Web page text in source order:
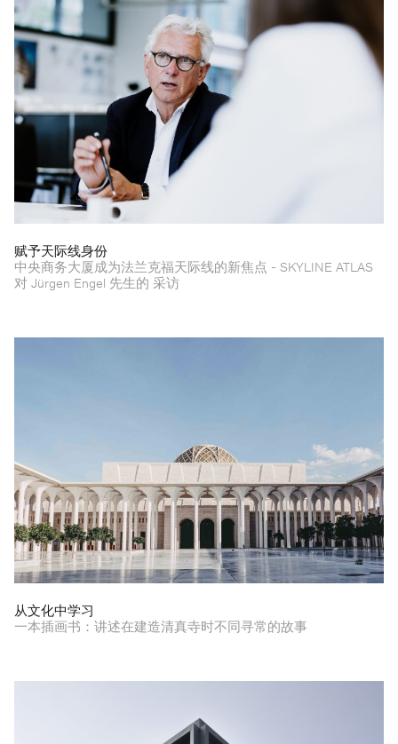
赋予天际线身份
中央商务大厦成为法兰克福天际线的新焦点 - SKYLINE ATLAS
对 Jürgen Engel 先生的 采访
从文化中学习
一本插画书：讲述在建造清真寺时不同寻常的故事